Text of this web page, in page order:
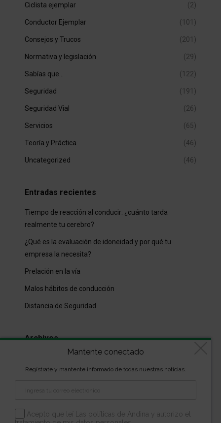
Ciclista ejemplar (2)
Conductor Ejemplar (101)
Consejos y Trucos (201)
Normativa y legislación (29)
Sabías que… (122)
Seguridad (191)
Seguridad Vial (26)
Servicios (65)
Teoría y Práctica (46)
Uncategorized (46)
Entradas recientes
Tiempo de reacción al conducir: ¿cuánto tarda
realmente tu cerebro?
¿Qué es la evaluación de idoneidad y por qué tu
empresa la necesita?
Prelación en la vía
Malos hábitos de conducción
Distancia de Seguridad
Archivos
propiedad de la Escuela Andina | Todos los derechos
Mantente conectado
Regístrate y mantente informado de todas nuestras noticias.
Acepto que leí Las políticas de Andina y autorizo el